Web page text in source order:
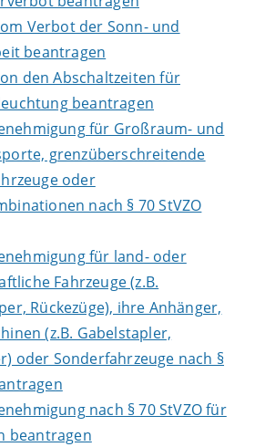
Verbot der Sonn- und
beantragen
den Abschaltzeiten für
beantragen
für Großraum- und
grenzüberschreitende
oder
nach § 70 StVZO
für land- oder
Fahrzeuge (z.B.
Rückezüge), ihre Anhänger,
(z.B. Gabelstapler,
oder Sonderfahrzeuge nach §
nach § 70 StVZO für
beantragen